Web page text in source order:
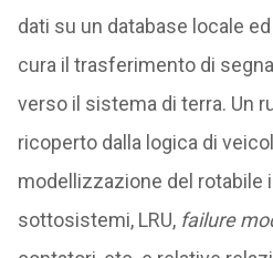
dati su un database locale
cura il trasferimento di
verso il sistema di terra. Un
ricoperto dalla logica di
modellizzazione del rotabile
sottosistemi, LRU, failure